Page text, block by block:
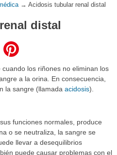
→ Acidosis tubular renal distal
distal
los riñones no eliminan los
a la orina. En consecuencia,
la sangre (llamada acidosis).
funciones normales, produce
o se neutraliza, la sangre se
llevar a desequilibrios
puede causar problemas con el